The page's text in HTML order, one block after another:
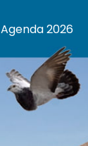
Agenda 2026